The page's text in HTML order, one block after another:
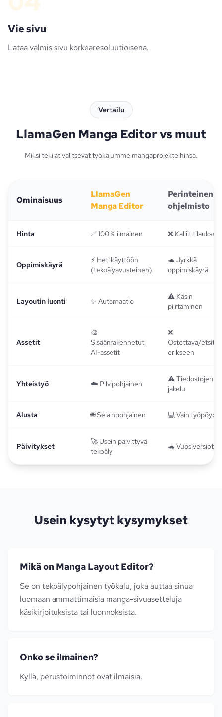
Vie sivu
Lataa valmis sivu korkearesoluutioisena.
Vertailu
LlamaGen Manga Editor vs muut
Miksi tekijät valitsevat työkalumme mangaprojekteihinsa.
Ominaisuus
LlamaGen
Manga Editor
Perinteinen
ohjelmisto
Hinta ✅ 100 % ilmainen ❌ Kalliit tilaukset
Oppimiskäyrä
⚡ Heti käyttöön
(tekoälyavusteinen)
🐢 Jyrkkä
oppimiskäyrä
Layoutin luonti ✨ Automaatio
⚠️ Käsin
piirtäminen
Assetit
🎨
Sisäänrakennetut
AI-assetit
❌
Ostettava/
erikseen
Yhteistyö ☁️ Pilvipohjainen
⚠️ Tiedostojen
jakelu
Alusta 🌐 Selainpohjainen 💻 Vain
Päivitykset
🚀 Usein päivittyvä
tekoäly
🐢 Vuosiversiot
Usein kysytyt kysymykset
Mikä on Manga Layout Editor?
Se on tekoälypohjainen työkalu, joka auttaa sinua
luomaan ammattimaisia manga-sivuasetteluja
käsikirjoituksista tai luonnoksista.
Onko se ilmainen?
Kyllä, perustoiminnot ovat ilmaisia.